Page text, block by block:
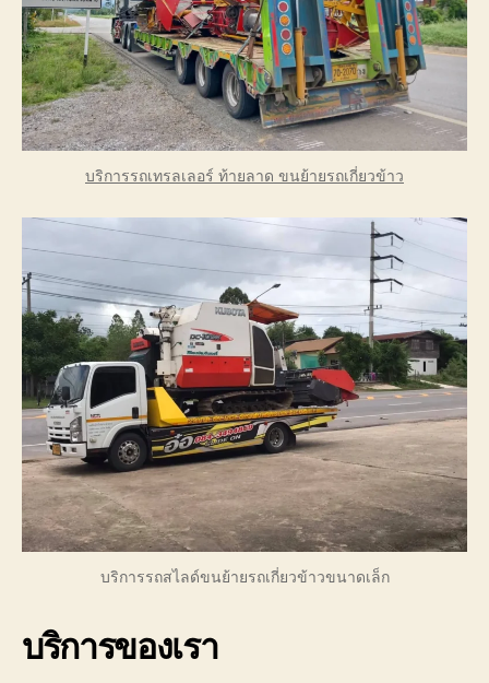
บริการรถเทรลเลอร์ ท้ายลาด ขนย้ายรถเกี่ยวข้าว
บริการรถสไลด์ขนย้ายรถเกี่ยวข้าวขนาดเล็ก
บริการของเรา